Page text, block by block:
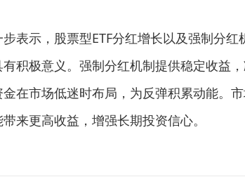
表示，股票型ETF分红增长以及强制分
积极意义。强制分红机制提供稳定收益
在市场低迷时布局，为反弹积累动能。
来更高收益，增强长期投资信心。